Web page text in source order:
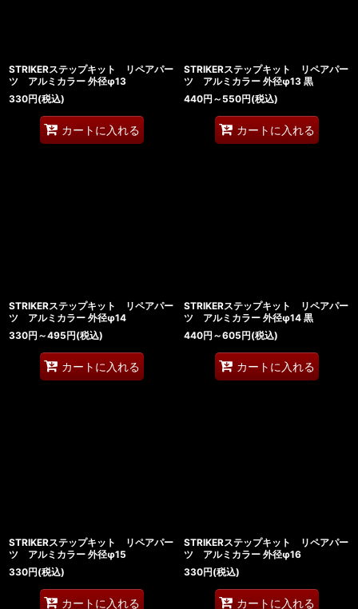
STRIKERステップキット リペアパー
ツ アルミカラー 外径φ13
330円(税込)
カートに入れる
STRIKERステップキット リペアパー
ツ アルミカラー 外径φ13 黒
440円 ～550円(税込)
カートに入れる
STRIKERステップキット リペアパー
ツ アルミカラー 外径φ14
330円 ～495円(税込)
カートに入れる
STRIKERステップキット リペアパー
ツ アルミカラー 外径φ14 黒
440円 ～605円(税込)
カートに入れる
STRIKERステップキット リペアパー
ツ アルミカラー 外径φ15
330円(税込)
カートに入れる
STRIKERステップキット リペアパー
ツ アルミカラー 外径φ16
330円(税込)
カートに入れる